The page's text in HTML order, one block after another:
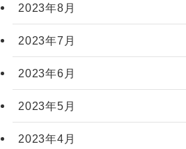
2023年8月
2023年7月
2023年6月
2023年5月
2023年4月